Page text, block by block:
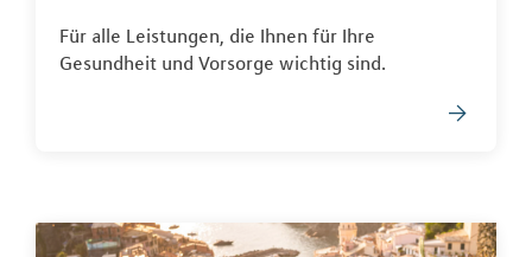
Für alle Leistungen, die Ihnen für Ihre
Gesundheit und Vorsorge wichtig sind.